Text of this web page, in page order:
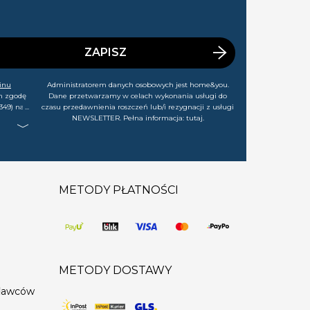
zgodę
na
chwili
ZAPISZ
Administratorem danych osobowych jest home&you.
Dane przetwarzamy w celach wykonania usługi do
czasu przedawnienia roszczeń lub/i rezygnacji z usługi
NEWSLETTER. Pełna informacja: tutaj.
METODY PŁATNOŚCI
METODY DOSTAWY